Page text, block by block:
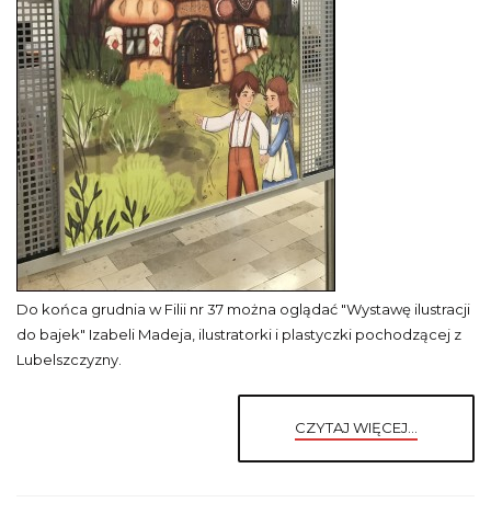
Do końca grudnia w Filii nr 37 można oglądać "Wystawę ilustracji
do bajek" Izabeli Madeja, ilustratorki i plastyczki pochodzącej z
Lubelszczyzny.
CZYTAJ WIĘCEJ...